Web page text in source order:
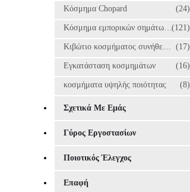
Κόσμημα Chopard (24)
Κόσμημα εμπορικών σημάτων πολυτέλειας(121)
Κιβώτιο κοσμήματος συνήθειας (17)
Εγκατάσταση κοσμημάτων (16)
κοσμήματα υψηλής ποιότητας (8)
Σχετικά Με Εμάς
Γύρος Εργοστασίων
Ποιοτικός Έλεγχος
Επαφή